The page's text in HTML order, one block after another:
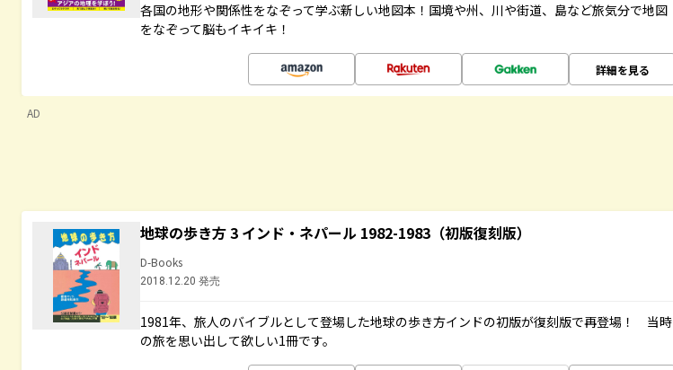
各国の地形や関係性をなぞって学ぶ新しい地図本！国境や州、川や街道、島など旅気分で地図
をなぞって脳もイキイキ！
詳細を見る
AD
地球の歩き方 3 インド・ネパール 1982-1983（初版復刻版）
D-Books
2018.12.20 発売
1981年、旅人のバイブルとして登場した地球の歩き方インドの初版が復刻版で再登場！ 当時
の旅を思い出して欲しい1冊です。